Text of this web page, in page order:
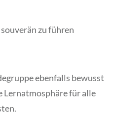
zu führen
ebenfalls bewusst
Lernatmosphäre für alle